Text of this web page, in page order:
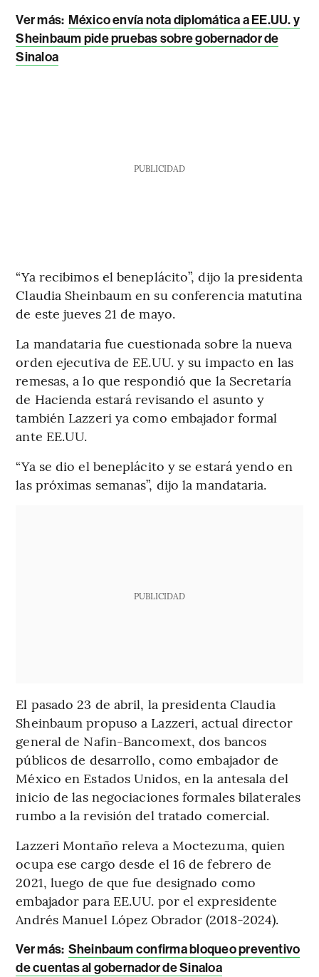
Ver más: México envía nota diplomática a EE.UU. y
Sheinbaum pide pruebas sobre gobernador de
Sinaloa
PUBLICIDAD
“Ya recibimos el beneplácito”, dijo la presidenta
Claudia Sheinbaum en su conferencia matutina
de este jueves 21 de mayo.
La mandataria fue cuestionada sobre la nueva
orden ejecutiva de EE.UU. y su impacto en las
remesas, a lo que respondió que la Secretaría
de Hacienda estará revisando el asunto y
también Lazzeri ya como embajador formal
ante EE.UU.
“Ya se dio el beneplácito y se estará yendo en
las próximas semanas”, dijo la mandataria.
PUBLICIDAD
El pasado 23 de abril, la presidenta Claudia
Sheinbaum propuso a Lazzeri, actual director
general de Nafin-Bancomext, dos bancos
públicos de desarrollo, como embajador de
México en Estados Unidos, en la antesala del
inicio de las negociaciones formales bilaterales
rumbo a la revisión del tratado comercial.
Lazzeri Montaño releva a Moctezuma, quien
ocupa ese cargo desde el 16 de febrero de
2021, luego de que fue designado como
embajador para EE.UU. por el expresidente
Andrés Manuel López Obrador (2018-2024).
Ver más: Sheinbaum confirma bloqueo preventivo
de cuentas al gobernador de Sinaloa